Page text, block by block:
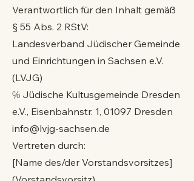
Verantwortlich für den Inhalt gemäß
§ 55 Abs. 2 RStV:
Landesverband Jüdischer Gemeinde
und Einrichtungen in Sachsen e.V.
(LVJG)
℅ Jüdische Kultusgemeinde Dresden
e.V., Eisenbahnstr. 1, 01097 Dresden
info@lvjg-sachsen.de
Vertreten durch:
[Name des/der Vorstandsvorsitzes]